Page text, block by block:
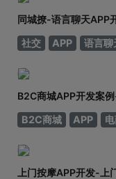
同城撩-语言聊天APP
社交
APP 语言聊
B2C商城APP开发案
B2C商城
APP
上门按摩APP开发-上